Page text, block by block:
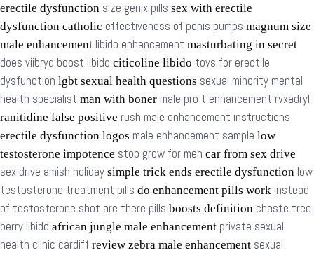
erectile dysfunction size genix pills sex with erectile
dysfunction catholic effectiveness of penis pumps magnum size
male enhancement libido enhancement masturbating in secret
does viibryd boost libido citicoline libido toys for erectile
dysfunction lgbt sexual health questions sexual minority mental
health specialist man with boner male pro t enhancement rvxadryl
ranitidine false positive rush male enhancement instructions
erectile dysfunction logos male enhancement sample low
testosterone impotence stop grow for men car from sex drive
sex drive amish holiday simple trick ends erectile dysfunction low
testosterone treatment pills do enhancement pills work instead
of testosterone shot are there pills boosts definition chaste tree
berry libido african jungle male enhancement private sexual
health clinic cardiff review zebra male enhancement sexual